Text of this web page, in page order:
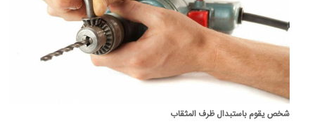
شخص يقوم باستبدال ظرف المثقاب